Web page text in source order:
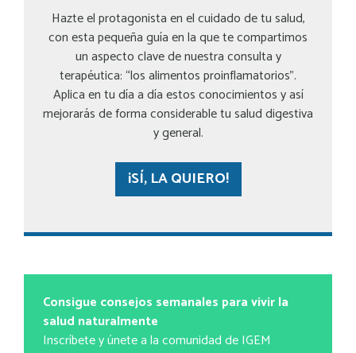
Hazte el protagonista en el cuidado de tu salud,
con esta pequeña guía en la que te compartimos
un aspecto clave de nuestra consulta y
terapéutica: “los alimentos proinflamatorios”.
Aplica en tu día a día estos conocimientos y así
mejorarás de forma considerable tu salud digestiva
y general.
¡SÍ, LA QUIERO!
Consigue consejos semanales para vivir la
salud naturalmente
Inscríbete y únete a la comunidad de IGEM